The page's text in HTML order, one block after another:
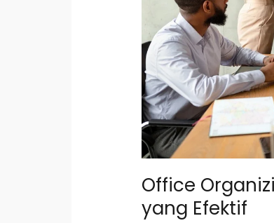
Office
yang Efektif